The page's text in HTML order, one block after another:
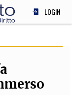
LOGIN